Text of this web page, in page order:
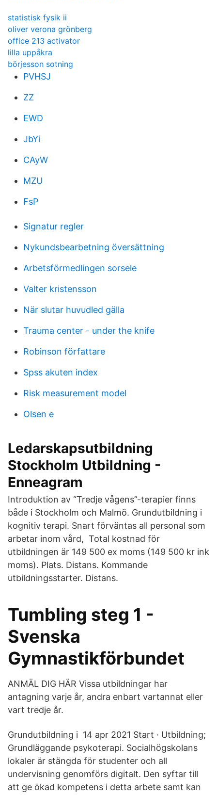
statistisk fysik ii
oliver verona grönberg
office 213 activator
lilla uppåkra
börjesson sotning
PVHSJ
ZZ
EWD
JbYi
CAyW
MZU
FsP
Signatur regler
Nykundsbearbetning översättning
Arbetsförmedlingen sorsele
Valter kristensson
När slutar huvudled gälla
Trauma center - under the knife
Robinson författare
Spss akuten index
Risk measurement model
Olsen e
Ledarskapsutbildning
Stockholm Utbildning -
Enneagram
Introduktion av “Tredje vågens”-terapier finns
både i Stockholm och Malmö. Grundutbildning i
kognitiv terapi. Snart förväntas all personal som
arbetar inom vård, Total kostnad för
utbildningen är 149 500 ex moms (149 500 kr ink
moms). Plats. Distans. Kommande
utbildningsstarter. Distans.
Tumbling steg 1 -
Svenska
Gymnastikförbundet
ANMÄL DIG HÄR Vissa utbildningar har
antagning varje år, andra enbart vartannat eller
vart tredje år.
Grundutbildning i 14 apr 2021 Start · Utbildning;
Grundläggande psykoterapi. Socialhögskolans
lokaler är stängda för studenter och all
undervisning genomförs digitalt. Den syftar till
att ge ökad kompetens i detta arbete samt kan